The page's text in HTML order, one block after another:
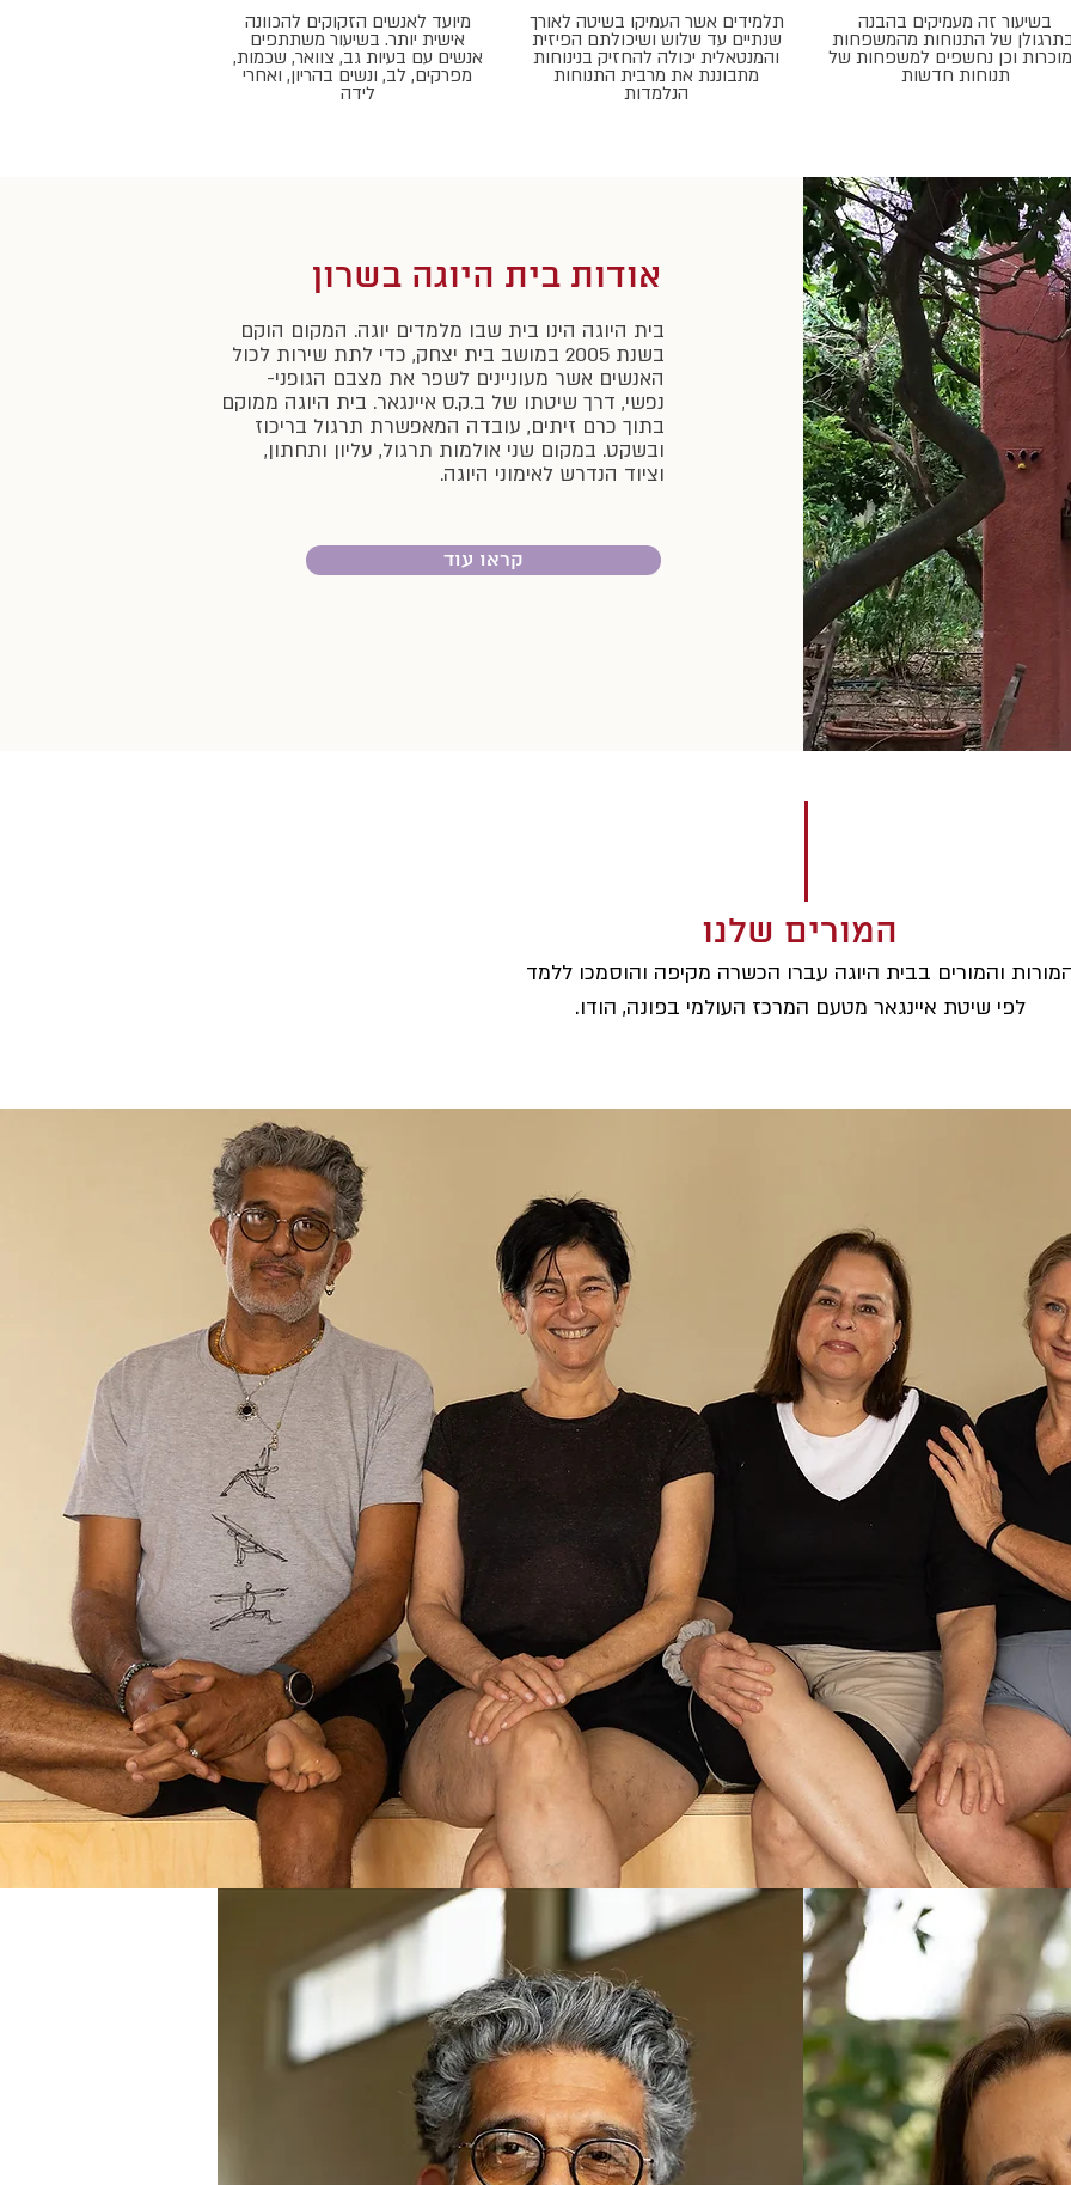
מיועד לאנשים הזקוקים להכוונה
אישית יותר. בשיעור משתתפים
אנשים עם בעיות גב, צוואר, שכמות,
מפרקים, לב, ונשים בהריון, ואחרי
לידה
תלמידים אשר העמיקו בשיטה לאורך
שנתיים עד שלוש ושיכולתם הפיזית
והמנטאלית יכולה להחזיק בנינוחות
מתבוננת את מרבית התנוחות
הנלמדות
בשיעור זה מעמיקים בהבנה
של התנוחות מהמשפחות
וכן נחשפים למשפחות של
תנוחות חדשות
אודות בית היוגה בשרון
בית היוגה הינו בית שבו מלמדים יוגה. המקום הוקם
בשנת 2005 במושב בית יצחק, כדי לתת שירות לכול
האנשים אשר מעוניינים לשפר את מצבם הגופני-
נפשי, דרך שיטתו של ב.ק.ס איינגאר. בית היוגה ממוקם
בתוך כרם זיתים, עובדה המאפשרת תרגול בריכוז
ובשקט. במקום שני אולמות תרגול, עליון ותחתון,
וציוד הנדרש לאימוני היוגה.
קראו עוד
המורים שלנו
והמורים בבית היוגה עברו הכשרה מקיפה והוסמכו ללמד
לפי שיטת איינגאר מטעם המרכז העולמי בפונה, הודו.